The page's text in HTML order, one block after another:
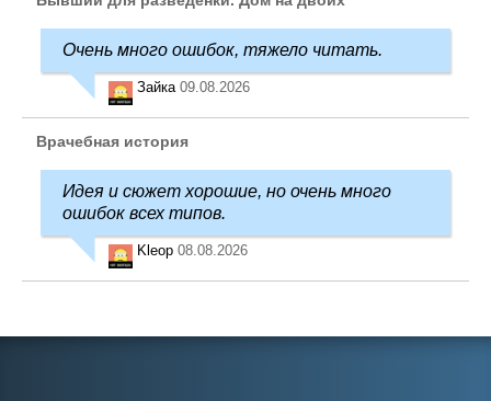
Очень много ошибок, тяжело читать.
Зайка 09.08.2026
Врачебная история
Идея и сюжет хорошие, но очень много
ошибок всех типов.
Kleop 08.08.2026